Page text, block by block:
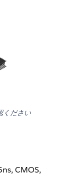
ください
CMOS,